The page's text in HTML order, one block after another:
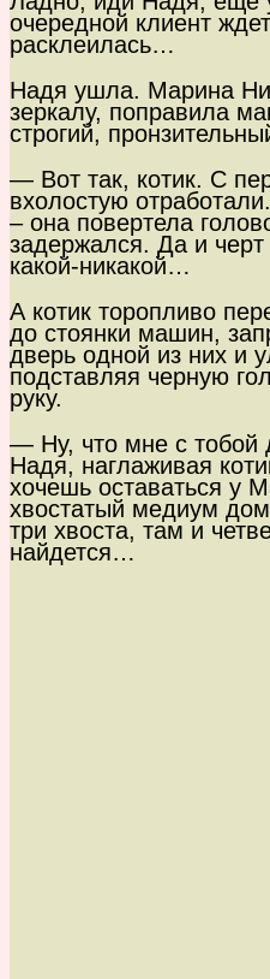
очередной клиент
расклеилась…
Надя ушла. Марина
зеркалу, поправила
строгий,
— Вот так, котик. С
вхолостую
– она повертела
задержался. Да и
какой-никакой…
А котик торопливо
до стоянки машин,
дверь одной из них и
подставляя черную
руку.
— Ну, что мне с тобой
Надя, наглаживая
хочешь оставаться у
хвостатый медиум
три хвоста, там и
найдется…